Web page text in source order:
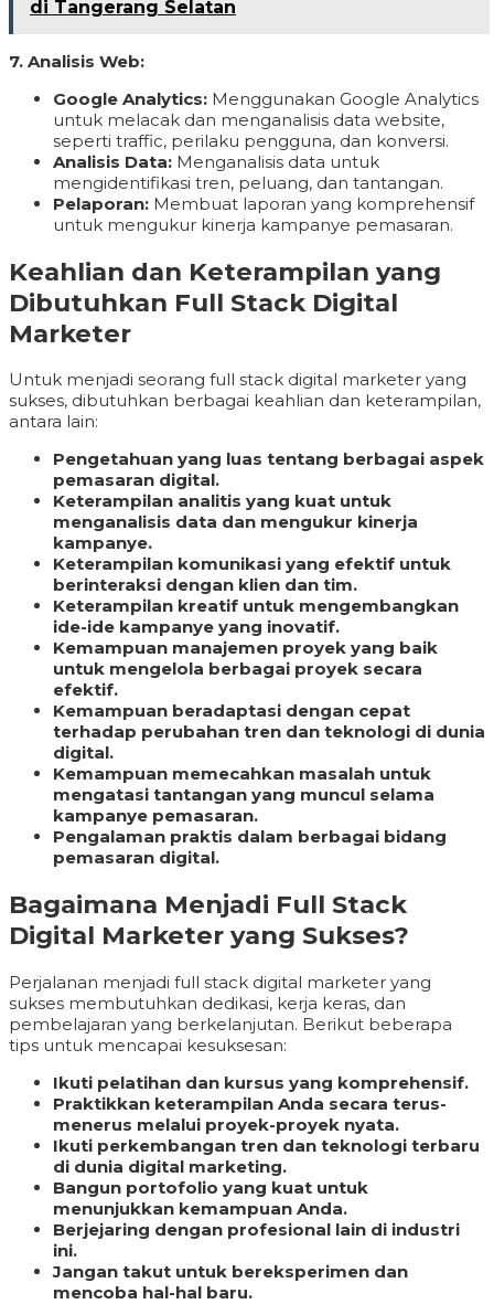
di Tangerang Selatan
7. Analisis Web:
Google Analytics: Menggunakan Google Analytics
untuk melacak dan menganalisis data website,
seperti traffic, perilaku pengguna, dan konversi.
Analisis Data: Menganalisis data untuk
mengidentifikasi tren, peluang, dan tantangan.
Pelaporan: Membuat laporan yang komprehensif
untuk mengukur kinerja kampanye pemasaran.
Keahlian dan Keterampilan yang
Dibutuhkan Full Stack Digital
Marketer
Untuk menjadi seorang full stack digital marketer yang
sukses, dibutuhkan berbagai keahlian dan keterampilan,
antara lain:
Pengetahuan yang luas tentang berbagai aspek
pemasaran digital.
Keterampilan analitis yang kuat untuk
menganalisis data dan mengukur kinerja
kampanye.
Keterampilan komunikasi yang efektif untuk
berinteraksi dengan klien dan tim.
Keterampilan kreatif untuk mengembangkan
ide-ide kampanye yang inovatif.
Kemampuan manajemen proyek yang baik
untuk mengelola berbagai proyek secara
efektif.
Kemampuan beradaptasi dengan cepat
terhadap perubahan tren dan teknologi di dunia
digital.
Kemampuan memecahkan masalah untuk
mengatasi tantangan yang muncul selama
kampanye pemasaran.
Pengalaman praktis dalam berbagai bidang
pemasaran digital.
Bagaimana Menjadi Full Stack
Digital Marketer yang Sukses?
Perjalanan menjadi full stack digital marketer yang
sukses membutuhkan dedikasi, kerja keras, dan
pembelajaran yang berkelanjutan. Berikut beberapa
tips untuk mencapai kesuksesan:
Ikuti pelatihan dan kursus yang komprehensif.
Praktikkan keterampilan Anda secara terus-
menerus melalui proyek-proyek nyata.
Ikuti perkembangan tren dan teknologi terbaru
di dunia digital marketing.
Bangun portofolio yang kuat untuk
menunjukkan kemampuan Anda.
Berjejaring dengan profesional lain di industri
ini.
Jangan takut untuk bereksperimen dan
mencoba hal-hal baru.